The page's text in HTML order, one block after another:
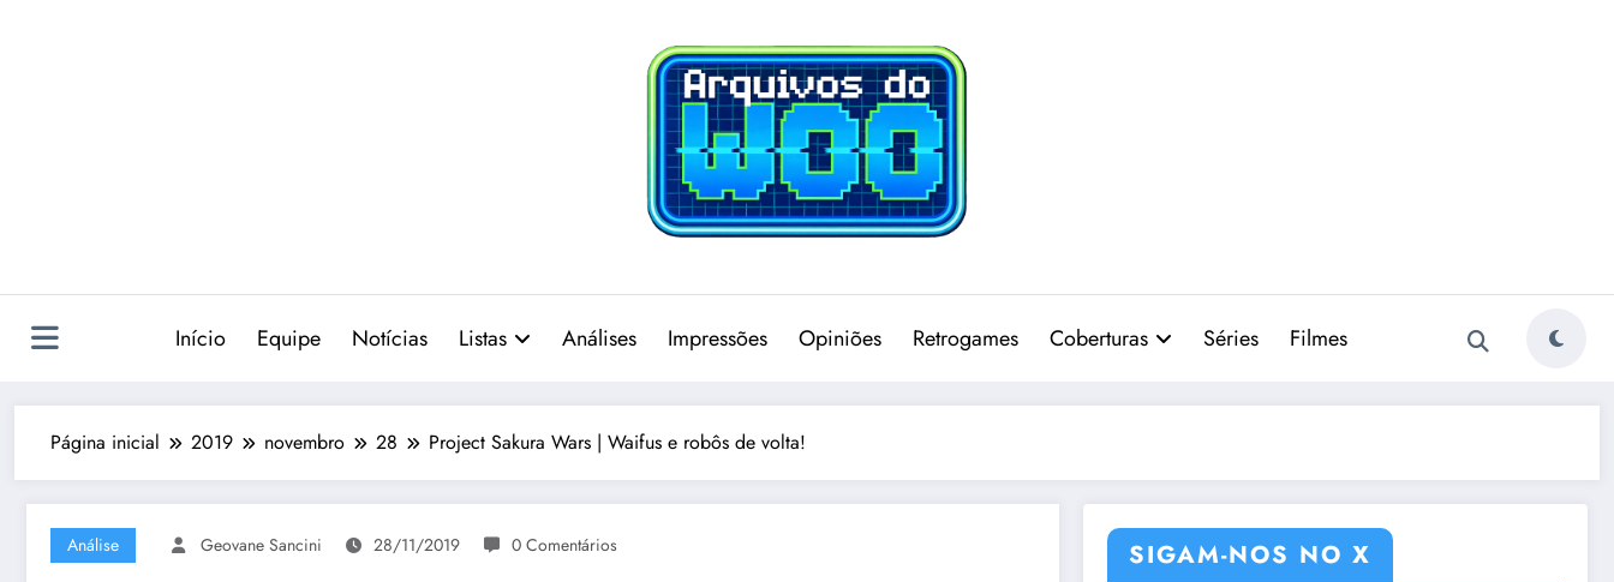
Início Equipe Notícias Listas Análises Impressões Opiniões Retrogames Coberturas Séries Filmes
Página inicial 2019 novembro 28 Project Sakura Wars | Waifus e robôs de volta!
Análise Geovane Sancini 28/11/2019 0 Comentários SIGAM-NOS NO X